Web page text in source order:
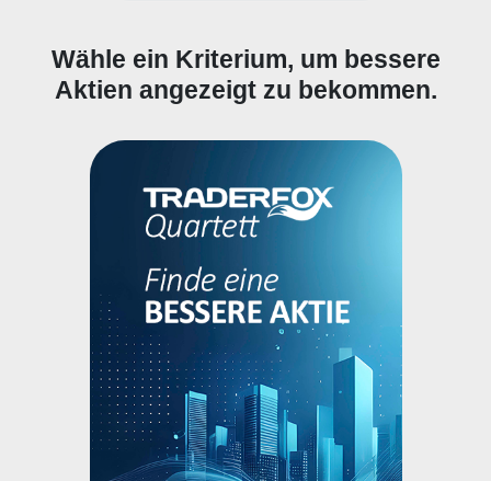
Wähle ein Kriterium, um bessere
Aktien angezeigt zu bekommen.